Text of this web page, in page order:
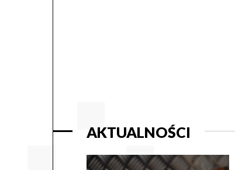
AKTUALNOŚCI